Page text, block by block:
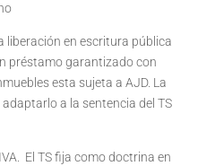
liberación en escritura pública
préstamo garantizado con
esta sujeta a AJD. La
a la sentencia del TS
El TS fija como doctrina en